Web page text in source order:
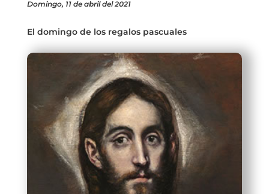
Domingo, 11 de abril del 2021
El domingo de los regalos pascuales